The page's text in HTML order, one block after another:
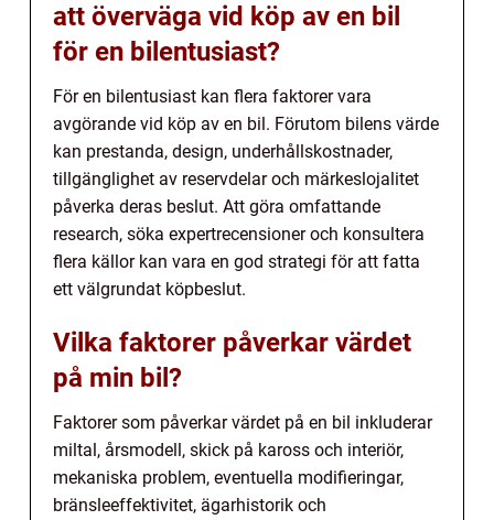
att överväga vid köp av en bil
för en bilentusiast?
För en bilentusiast kan flera faktorer vara
avgörande vid köp av en bil. Förutom bilens värde
kan prestanda, design, underhållskostnader,
tillgänglighet av reservdelar och märkeslojalitet
påverka deras beslut. Att göra omfattande
research, söka expertrecensioner och konsultera
flera källor kan vara en god strategi för att fatta
ett välgrundat köpbeslut.
Vilka faktorer påverkar värdet
på min bil?
Faktorer som påverkar värdet på en bil inkluderar
miltal, årsmodell, skick på kaross och interiör,
mekaniska problem, eventuella modifieringar,
bränsleeffektivitet, ägarhistorik och